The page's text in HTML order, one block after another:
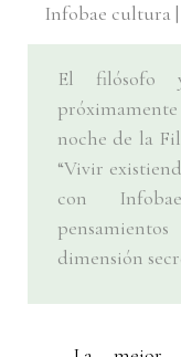
Infobae cultura
El filósofo
noche de la
“Vivir
con
dimensión